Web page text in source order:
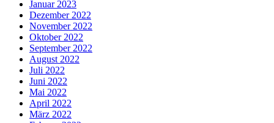
Januar 2023
Dezember 2022
November 2022
Oktober 2022
September 2022
August 2022
Juli 2022
Juni 2022
Mai 2022
April 2022
März 2022